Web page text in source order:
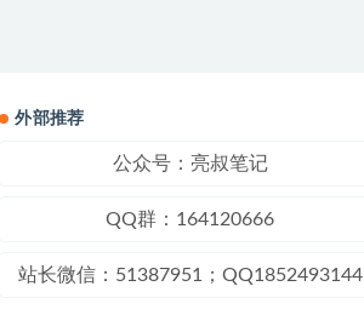
外部推荐
公众号：亮叔笔记
QQ群：164120666
站长微信：51387951；QQ1852493144